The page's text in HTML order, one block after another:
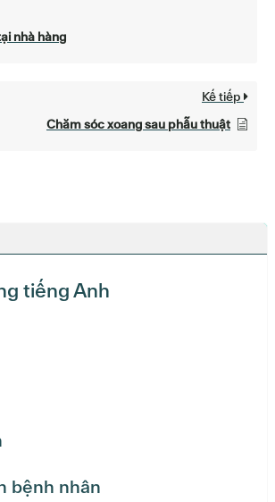
tiếng Anh
bệnh nhân
nhà hàng
Kế tiếp
Chăm sóc xoang sau phẫu thuật